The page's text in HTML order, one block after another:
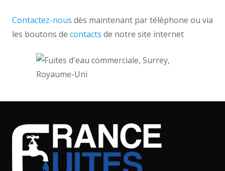
Contactez-nous dès maintenant par téléphone ou via
les boutons de contacts de notre site internet